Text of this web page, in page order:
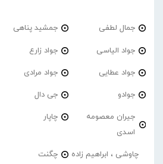
جمال لطفی جمشید پناهی
جواد الیاسی جواد زارع
جواد عطایی جواد مرادی
جوادو جی دال
جیران معصومه
اسدی
چاپار
چاوشی ، ابراهیم زاده
چگنت